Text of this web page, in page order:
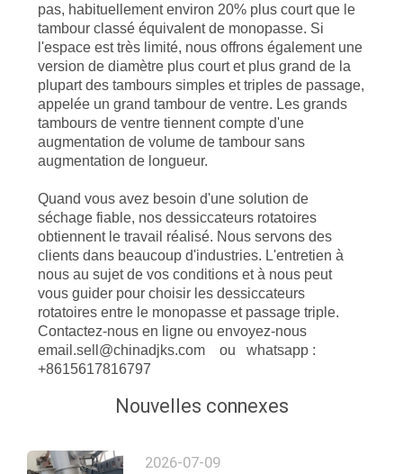
pas, habituellement environ 20% plus court que le
tambour classé équivalent de monopasse. Si
l'espace est très limité, nous offrons également une
version de diamètre plus court et plus grand de la
plupart des tambours simples et triples de passage,
appelée un grand tambour de ventre. Les grands
tambours de ventre tiennent compte d'une
augmentation de volume de tambour sans
augmentation de longueur.
Quand vous avez besoin d'une solution de
séchage fiable, nos dessiccateurs rotatoires
obtiennent le travail réalisé. Nous servons des
clients dans beaucoup d'industries. L'entretien à
nous au sujet de vos conditions et à nous peut
vous guider pour choisir les dessiccateurs
rotatoires entre le monopasse et passage triple.
Contactez-nous en ligne ou envoyez-nous
email.sell@chinadjks.com ou whatsapp :
+8615617816797
Nouvelles connexes
2026-07-09